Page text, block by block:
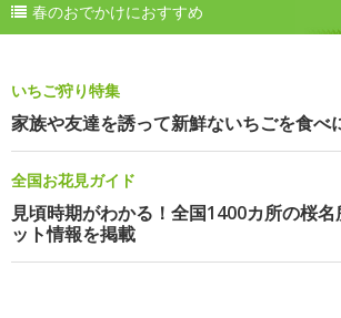
春のおでかけにおすすめ
いちご狩り特集
家族や友達を誘って新鮮ないちごを食べ
全国お花見ガイド
見頃時期がわかる！全国1400カ所の桜
ット情報を掲載